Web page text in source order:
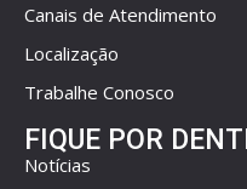
Canais de Atendimento
Localização
Trabalhe Conosco
FIQUE POR
Notícias